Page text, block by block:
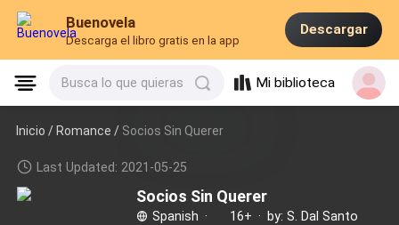
Buenovela
Descarga el libro gratis en la app
Descargar
Busca lo que quieras Mi biblioteca
Inicio /Romance / Socios Sin Querer
Last Updated: 2021-05-25
Socios Sin Querer
Spanish · 16+ · by: S. Dal Santo